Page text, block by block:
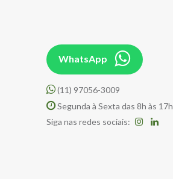
WhatsApp
(11) 97056-3009
Segunda à Sexta das 8h às 17h
Siga nas redes sociais: